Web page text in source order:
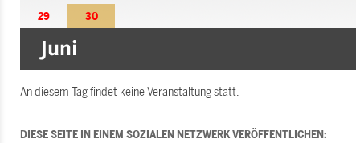
29
30
An diesem Tag findet keine Veranstaltung statt.
DIESE SEITE IN EINEM SOZIALEN NETZWERK VERÖFFENTLICHEN: